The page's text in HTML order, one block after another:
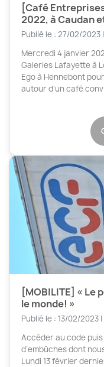
[Café
2022, à Caudan
Publié le : 27/02/2023
Mercredi 4 janvier
Galeries Lafayette à
Ego à Hennebont
autour d’un café
[MOBILITE] «
le monde! »
Publié le : 13/02/2023
Accéder au code
d’embûches dont
Lundi 13 février